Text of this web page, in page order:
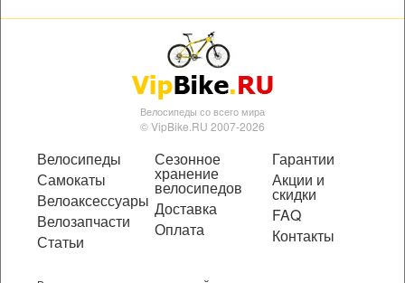
Велосипеды со всего мира
© VipBike.RU 2007-2026
Велосипеды
Самокаты
Велоаксессуары
Велозапчасти
Статьи
Сезонное
хранение
велосипедов
Доставка
Оплата
Гарантии
Акции и
скидки
FAQ
Контакты